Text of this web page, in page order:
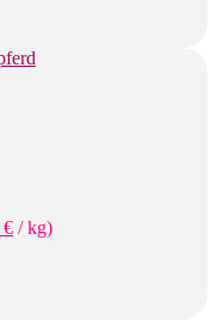
€ /kg)